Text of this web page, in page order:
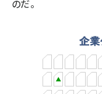
のだ。